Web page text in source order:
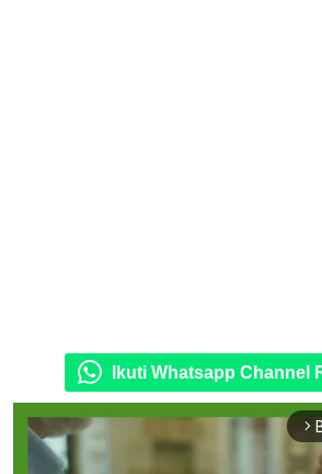
Ikuti Whatsapp Channel
arrow_forward_ios